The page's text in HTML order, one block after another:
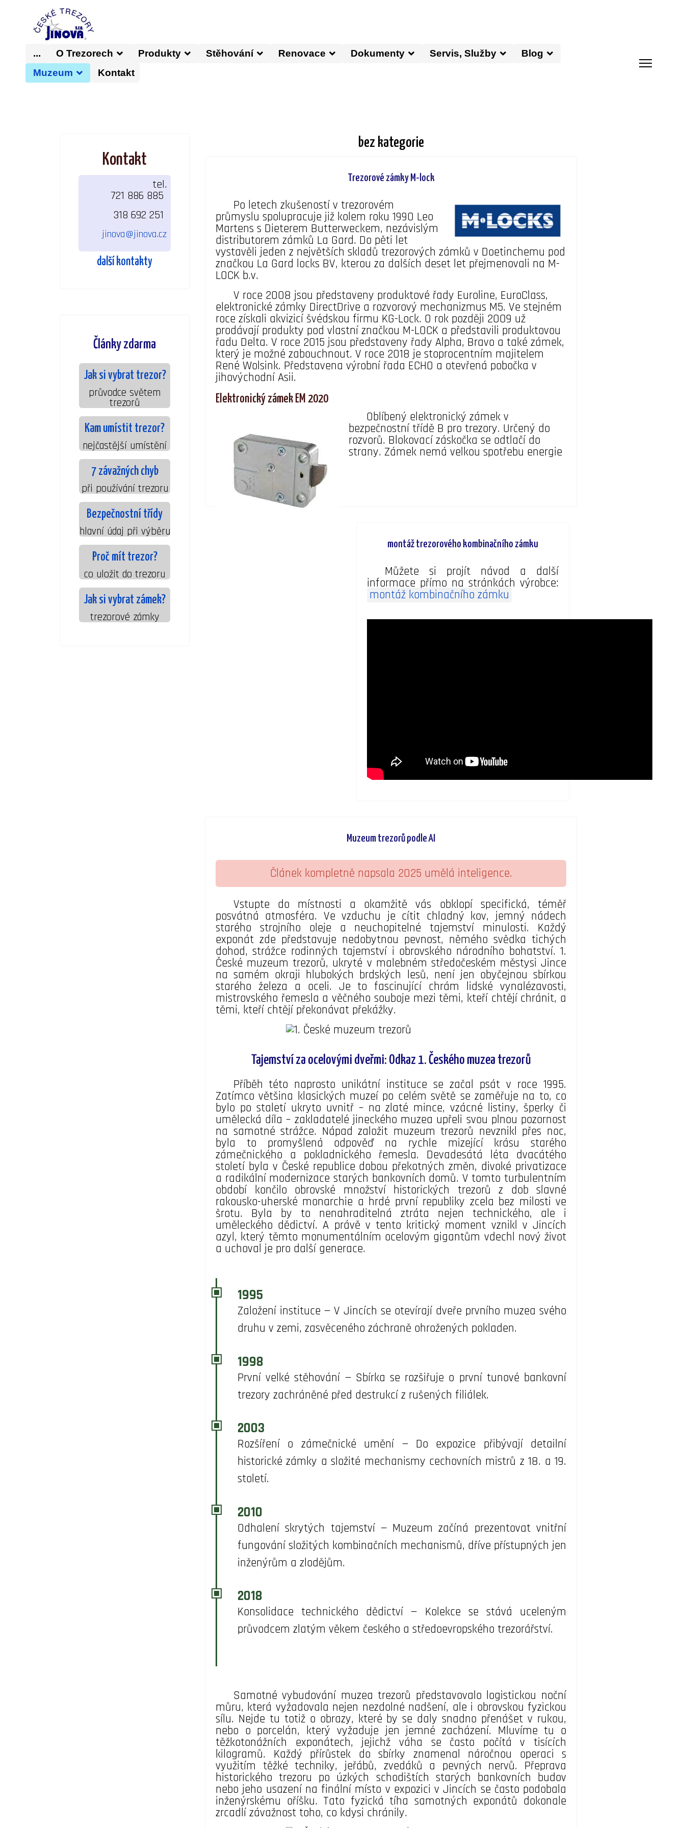
... O Trezorech Produkty Stěhování Renovace Dokumenty Servis, Služby
Blog
Muzeum
Kontakt
Kontakt
tel.
721 886 885
318 692 251
jinova@jinova.cz
další kontakty
Články zdarma
Jak si vybrat trezor?
průvodce světem
trezorů
Kam umístit trezor?
nejčastější umístění
7 závažných chyb
při používání trezoru
Bezpečnostní třídy
hlavní údaj při výběru
Proč mít trezor?
co uložit do trezoru
Jak si vybrat zámek?
trezorové zámky
bez kategorie
Trezorové zámky M-lock
Po letech zkušeností v trezorovém
průmyslu spolupracuje již kolem roku 1990 Leo
Martens s Dieterem Butterweckem, nezávislým
distributorem zámků La Gard. Do pěti let
vystavěli jeden z největších skladů trezorových zámků v Doetinchemu pod
značkou La Gard locks BV, kterou za dalších deset let přejmenovali na M-
LOCK b.v.
V roce 2008 jsou představeny produktové řady Euroline, EuroClass,
elektronické zámky DirectDrive a rozvorový mechanizmus M5. Ve stejném
roce získali akvizicí švédskou firmu KG-Lock. O rok později 2009 už
prodávají produkty pod vlastní značkou M-LOCK a představili produktovou
řadu Delta. V roce 2015 jsou představeny řady Alpha, Bravo a také zámek,
který je možné zabouchnout. V roce 2018 je stoprocentním majitelem
René Wolsink. Představena výrobní řada ECHO a otevřená pobočka v
jihovýchodní Asii.
Elektronický zámek EM 2020
Oblíbený elektronický zámek v
bezpečnostní třídě B pro trezory. Určený do
rozvorů. Blokovací záskočka se odtlačí do
strany. Zámek nemá velkou spotřebu energie
montáž trezorového kombinačního zámku
Můžete si projít návod a další
informace přímo na stránkách výrobce:
montáž kombinačního zámku
Muzeum trezorů podle AI
Článek kompletně napsala 2025 umělá inteligence.
Vstupte do místnosti a okamžitě vás obklopí specifická, téměř
posvátná atmosféra. Ve vzduchu je cítit chladný kov, jemný nádech
starého strojního oleje a neuchopitelné tajemství minulosti. Každý
exponát zde představuje nedobytnou pevnost, němého svědka tichých
dohod, strážce rodinných tajemství i obrovského národního bohatství. 1.
České muzeum trezorů, ukryté v malebném středočeském městysi Jince
na samém okraji hlubokých brdských lesů, není jen obyčejnou sbírkou
starého železa a oceli. Je to fascinující chrám lidské vynalézavosti,
mistrovského řemesla a věčného souboje mezi těmi, kteří chtějí chránit, a
těmi, kteří chtějí překonávat překážky.
Tajemství za ocelovými dveřmi: Odkaz 1. Českého muzea trezorů
Příběh této naprosto unikátní instituce se začal psát v roce 1995.
Zatímco většina klasických muzeí po celém světě se zaměřuje na to, co
bylo po staletí ukryto uvnitř – na zlaté mince, vzácné listiny, šperky či
umělecká díla – zakladatelé jineckého muzea upřeli svou plnou pozornost
na samotné strážce. Nápad založit muzeum trezorů nevznikl přes noc,
byla to promyšlená odpověď na rychle mizející krásu starého
zámečnického a pokladnického řemesla. Devadesátá léta dvacátého
století byla v České republice dobou překotných změn, divoké privatizace
a radikální modernizace starých bankovních domů. V tomto turbulentním
období končilo obrovské množství historických trezorů z dob slavné
rakousko-uherské monarchie a hrdé první republiky zcela bez milosti ve
šrotu. Byla by to nenahraditelná ztráta nejen technického, ale i
uměleckého dědictví. A právě v tento kritický moment vznikl v Jincích
azyl, který těmto monumentálním ocelovým gigantům vdechl nový život
a uchoval je pro další generace.
1995
Založení instituce — V Jincích se otevírají dveře prvního muzea svého
druhu v zemi, zasvěceného záchraně ohrožených pokladen.
1998
První velké stěhování — Sbírka se rozšiřuje o první tunové bankovní
trezory zachráněné před destrukcí z rušených filiálek.
2003
Rozšíření o zámečnické umění — Do expozice přibývají detailní
historické zámky a složité mechanismy cechovních mistrů z 18. a 19.
století.
2010
Odhalení skrytých tajemství — Muzeum začíná prezentovat vnitřní
fungování složitých kombinačních mechanismů, dříve přístupných jen
inženýrům a zlodějům.
2018
Konsolidace technického dědictví — Kolekce se stává uceleným
průvodcem zlatým věkem českého a středoevropského trezorářství.
Samotné vybudování muzea trezorů představovalo logistickou noční
můru, která vyžadovala nejen nezdolné nadšení, ale i obrovskou fyzickou
sílu. Nejde tu totiž o obrazy, které by se daly snadno přenášet v rukou,
nebo o porcelán, který vyžaduje jen jemné zacházení. Mluvíme tu o
těžkotonážních exponátech, jejichž váha se často počítá v tisících
kilogramů. Každý přírůstek do sbírky znamenal náročnou operaci s
využitím těžké techniky, jeřábů, zvedáků a pevných nervů. Přeprava
historického trezoru po úzkých schodištích starých bankovních budov
nebo jeho usazení na finální místo v expozici v Jincích se často podobala
inženýrskému oříšku. Tato fyzická tíha samotných exponátů dokonale
zrcadlí závažnost toho, co kdysi chránily.